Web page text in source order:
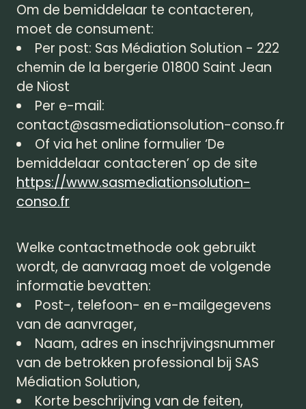
Om de bemiddelaar te contacteren,
moet de consument:
Per post: Sas Médiation Solution - 222
chemin de la bergerie 01800 Saint Jean
de Niost
Per e-mail:
contact@sasmediationsolution-conso.fr
Of via het online formulier ‘De
bemiddelaar contacteren’ op de site
https://www.sasmediationsolution-
conso.fr
Welke contactmethode ook gebruikt
wordt, de aanvraag moet de volgende
informatie bevatten:
Post-, telefoon- en e-mailgegevens
van de aanvrager,
Naam, adres en inschrijvingsnummer
van de betrokken professional bij SAS
Médiation Solution,
Korte beschrijving van de feiten,